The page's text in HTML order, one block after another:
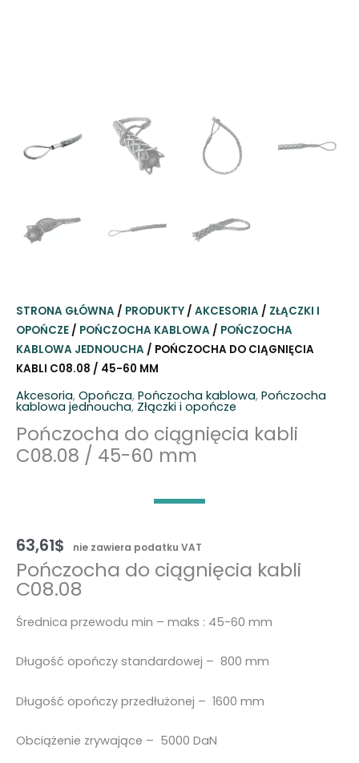
STRONA GŁÓWNA / PRODUKTY / AKCESORIA / ZŁĄCZKI I
OPOŃCZE / POŃCZOCHA KABLOWA / POŃCZOCHA
KABLOWA JEDNOUCHA / POŃCZOCHA DO CIĄGNIĘCIA
KABLI C08.08 / 45-60 MM
Akcesoria, Opończa, Pończocha kablowa, Pończocha
kablowa jednoucha, Złączki i opończe
Pończocha do ciągnięcia kabli
C08.08 / 45-60 mm
63,61$ nie zawiera podatku VAT
Pończocha do ciągnięcia kabli
C08.08
Średnica przewodu min – maks : 45-60 mm
Długość opończy standardowej – 800 mm
Długość opończy przedłużonej – 1600 mm
Obciążenie zrywające – 5000 DaN